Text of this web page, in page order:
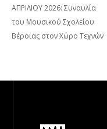
ΑΠΡΙΛΙΟΥ 2026: Συναυλία
του Μουσικού Σχολείου
Βέροιας στον Χώρο Τεχνών